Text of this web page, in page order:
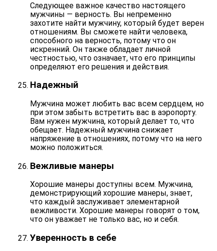
Следующее важное качество настоящего
мужчины — верность. Вы непременно
захотите найти мужчину, который будет верен
отношениям. Вы сможете найти человека,
способного на верность, потому что он
искренний. Он также обладает личной
честностью, что означает, что его принципы
определяют его решения и действия.
Надежный
Мужчина может любить вас всем сердцем, но
при этом забыть встретить вас в аэропорту.
Вам нужен мужчина, который делает то, что
обещает. Надежный мужчина снижает
напряжение в отношениях, потому что на него
можно положиться.
Вежливые манеры
Хорошие манеры доступны всем. Мужчина,
демонстрирующий хорошие манеры, знает,
что каждый заслуживает элементарной
вежливости. Хорошие манеры говорят о том,
что онуважает не только вас, но и себя.
Уверенность в себе